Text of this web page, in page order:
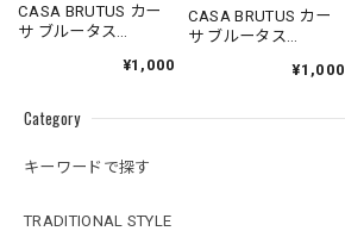
Category
キーワードで探す
TRADITIONAL STYLE
CASA BRUTUS カー
サ ブルータス
¥1,000
CASA BRUTUS カー
サ ブルータス
¥1,000